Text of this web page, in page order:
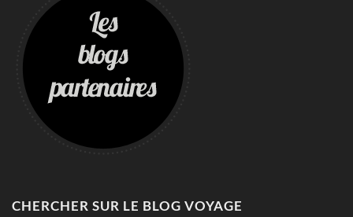
CHERCHER SUR LE BLOG VOYAGE